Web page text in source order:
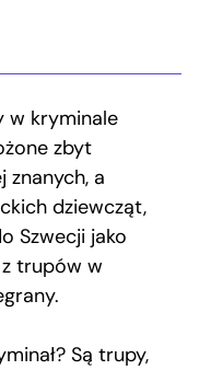
w kryminale
zbyt
znanych, a
dziewcząt,
Szwecji jako
z trupów w
Są trupy,